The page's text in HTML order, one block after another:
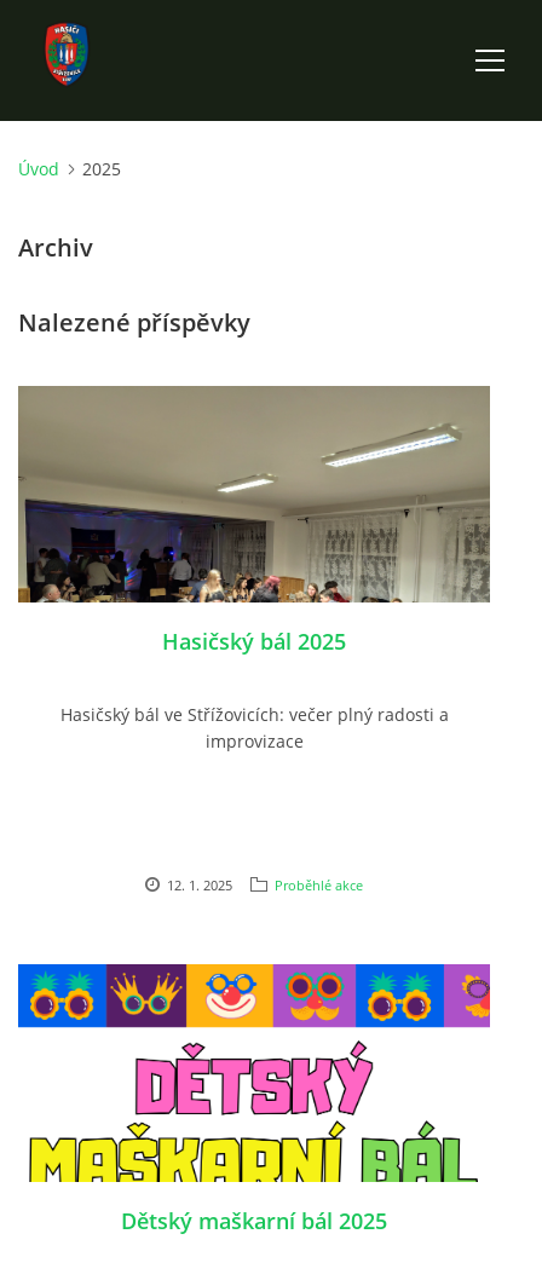
ÚVOD
HISTORIE SBORU
VÝKONNÝ VÝBOR SBORU
DOKUMENTY
FOTOGALERIE
MODLITBA HASIČE
SH ČMS - SDH STŘÍŽOVICE
Střížovice 157, 332 07
IČO: 49183516
číslo účtu: 193707116/0300
Úvod 2025
Archiv
Nalezené příspěvky
Hasičský bál 2025
Hasičský bál ve Střížovicích: večer plný radosti a
improvizace
12. 1. 2025 Proběhlé akce
Dětský maškarní bál 2025